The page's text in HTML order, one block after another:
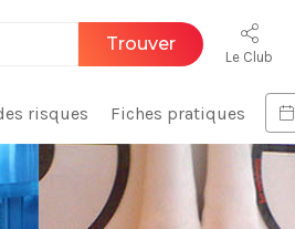
Trouver
Le Club
risques Fiches pratiques